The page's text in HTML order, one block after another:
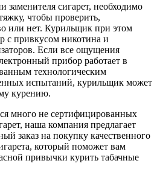
заменителя сигарет, необходимо
чтобы проверить,
или нет. Курильщик при этом
с привкусом никотина и
Если все ощущения
прибор работает в
технологическим
испытаний, курильщик может
курению.
много не сертифицированных
наша компания предлагает
заказ на покупку качественного
который поможет вам
привычки курить табачные